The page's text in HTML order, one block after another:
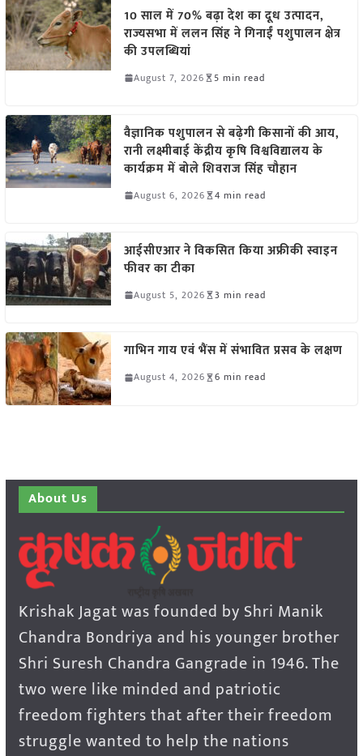
10 साल में 70% बढ़ा देश का दूध उत्पादन,
राज्यसभा में ललन सिंह ने गिनाईं पशुपालन क्षेत्र
की उपलब्धियां
August 7, 2026 5 min read
वैज्ञानिक पशुपालन से बढ़ेगी किसानों की आय,
रानी लक्ष्मीबाई केंद्रीय कृषि विश्वविद्यालय के
कार्यक्रम में बोले शिवराज सिंह चौहान
August 6, 2026 4 min read
आईसीएआर ने विकसित किया अफ्रीकी स्वाइन
फीवर का टीका
August 5, 2026 3 min read
गाभिन गाय एवं भैंस में संभावित प्रसव के लक्षण
August 4, 2026 6 min read
About Us
Krishak Jagat was founded by Shri Manik
Chandra Bondriya and his younger brother
Shri Suresh Chandra Gangrade in 1946. The
two were like minded and patriotic
freedom fighters that after their freedom
struggle wanted to help the nations